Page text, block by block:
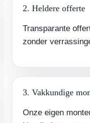
2. Heldere offerte
Transparante
zonder
3. Vakkundige
Onze eigen